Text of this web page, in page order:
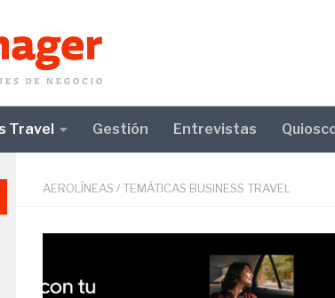
Travel Gestión Entrevistas
AEROLÍNEAS / TEMÁTICAS BUSINESS TRAVEL